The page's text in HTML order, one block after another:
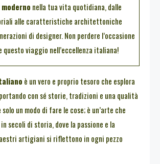
nella tua vita quotidiana, dalle
alle caratteristiche architettoniche
di designer. Non perdere l’occasione
questo viaggio nell’eccellenza italiana!
è un vero e proprio tesoro che esplora
con sé storie, tradizioni e una qualità
solo un modo di fare le cose; è un’arte che
secoli di storia, dove la passione e la
artigiani si riflettono in ogni pezzo